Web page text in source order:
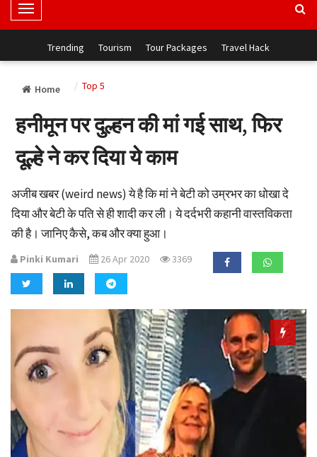
T
o
g
e
a
i
a
t
i
n
Trending Tourism Tour Packages Travel Hack
Home Top 5
हनीमून पर दुल्हन की मां गई साथ, फिर
दूल्हे ने कर दिया ये काम
अजीब खबर (weird news) ये है कि मां ने बेटी को उम्रभर का धोखा दे
दिया और बेटी के पति से ही शादी कर ली। ये दर्दभरी कहानी वास्तविकता
की है। जानिए कैसे, कब और क्या हुआ।
Pinki Kumari 26 Apr 2020 3369